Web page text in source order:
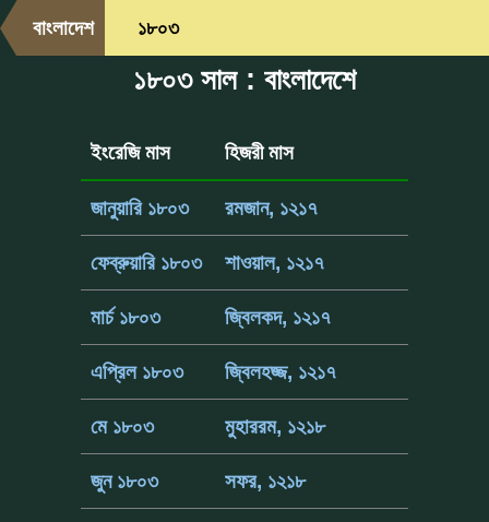
বাংলাদেশ ১৮০৩
১৮০৩ সাল : বাংলাদেশে
ইংরেজি মাস হিজরী মাস
জানুয়ারি ১৮০৩ রমজান, ১২১৭
ফেব্রুয়ারি ১৮০৩ শাওয়াল, ১২১৭
মার্চ ১৮০৩ জ্বিলকদ, ১২১৭
এপ্রিল ১৮০৩ জ্বিলহজ্জ, ১২১৭
মে ১৮০৩ মুহাররম, ১২১৮
জুন ১৮০৩ সফর, ১২১৮